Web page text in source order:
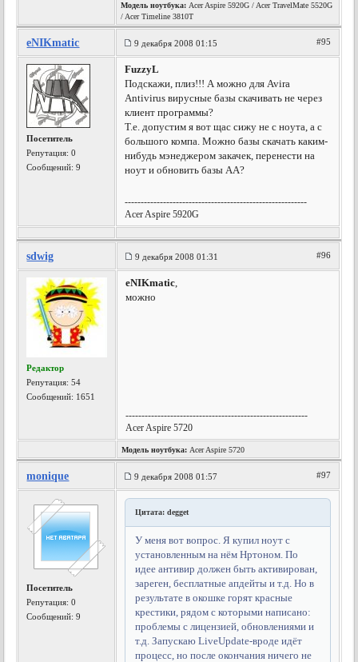
Модель ноутбука: Acer Aspire 5920G / Acer TravelMate 5520G
/ Acer Timeline 3810T
eNIKmatic 9 декабря 2008 01:15 #95
Посетитель
Репутация:0
Сообщений: 9
FuzzyL
Подскажи, плиз!!! А можно для Avira
Antivirus вирусные базы скачивать не через
клиент программы?
Т.е. допустим я вот щас сижу не с ноута, а с
большого компа. Можно базы скачать каким-
нибудь мэнеджером закачек, перенести на
ноут и обновить базы AA?
---------------------------------------------------------
Acer Aspire 5920G
sdwig 9 декабря 2008 01:31 #96
Редактор
Репутация:54
Сообщений: 1651
eNIKmatic,
можно
---------------------------------------------------------
Acer Aspire 5720
Модель ноутбука: Acer Aspire 5720
monique 9 декабря 2008 01:57 #97
Посетитель
Репутация:0
Сообщений: 9
Цитата: degget
У меня вот вопрос. Я купил ноут с
установленным на нём Нртоном. По
идее антивир должен быть активирован,
зареген, бесплатные апдейты и т.д. Но в
результате в окошке горят красные
крестики, рядом с которыми написано:
проблемы с лицензией, обновлениями и
т.д. Запускаю LiveUpdate-вроде идёт
процесс, но после окончания ничего не